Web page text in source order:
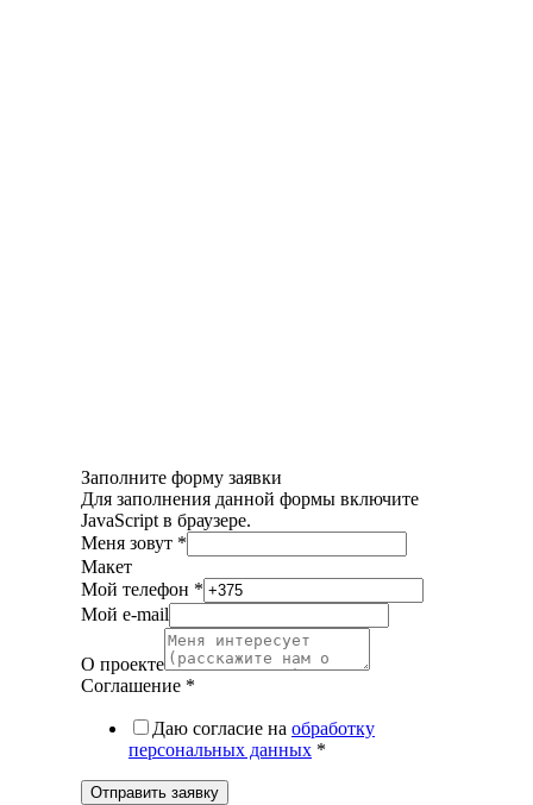
Заполните форму заявки
Для заполнения данной формы включите
JavaScript в браузере.
Меня зовут *
Макет
Мой телефон *
Мой e-mail
О проекте
Соглашение *
Даю согласие на обработку
персональных данных *
Отправить заявку